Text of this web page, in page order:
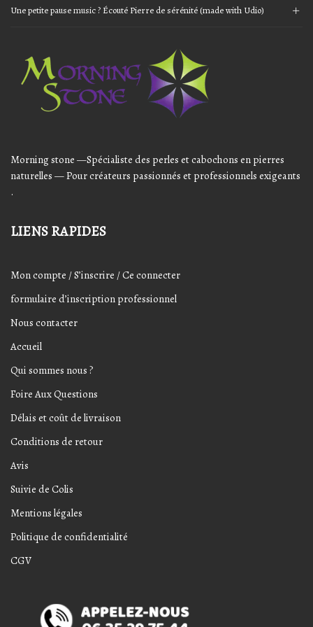
Une petite pause music ? Écouté Pierre de sérénité (made with Udio)
Morning stone —Spécialiste des perles et cabochons en pierres
naturelles — Pour créateurs passionnés et professionnels exigeants
.
LIENS RAPIDES
Mon compte / S’inscrire / Ce connecter
formulaire d’inscription professionnel
Nous contacter
Accueil
Qui sommes nous ?
Foire Aux Questions
Délais et coût de livraison
Conditions de retour
Avis
Suivie de Colis
Mentions légales
Politique de confidentialité
CGV